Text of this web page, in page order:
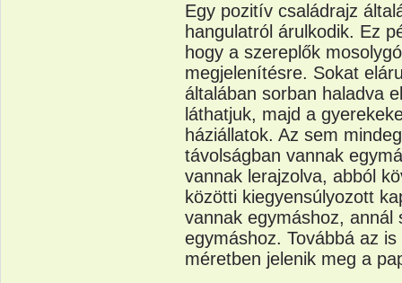
Egy pozitív családrajz
hangulatról árulkodik. Ez
hogy a szereplők
megjelenítésre. Sokat
általában sorban haladva
láthatjuk, majd a
háziállatok. Az sem
távolságban vannak
vannak lerajzolva, abból
közötti kiegyensúlyozott
vannak egymáshoz, annál
egymáshoz. Továbbá az
méretben jelenik meg a